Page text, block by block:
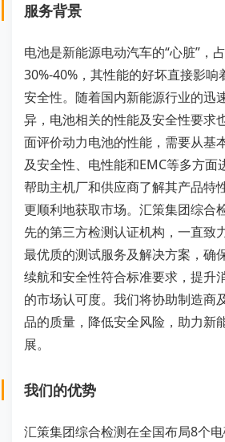
服务背景
电池是新能源电动汽车的“心脏”，
30%-40%，其性能的好坏直接影响
安全性。随着国内新能源行业的迅
异，电池相关的性能及安全性要求
面评价动力电池的性能，需要从基
及安全性、电性能和EMC等多方面
帮助主机厂和供应商了解其产品特
更顺利地获取市场。汇策集团综合
先的第三方检测认证机构，一直致
最优质的测试服务及解决方案，确
续航和安全性符合标准要求，提升
的市场认可度。我们将协助制造商
品的质量，降低安全风险，助力新
展。
我们的优势
汇策集团综合检测在全国布局8个